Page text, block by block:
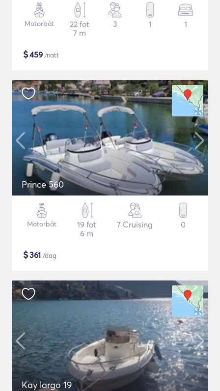
Motorbåt
22 fot
7 m
3 1 1
$459 /natt
Prince 560
Motorbåt
19 fot
6 m
7 Cruising 0
$361 /dag
Kay largo 19